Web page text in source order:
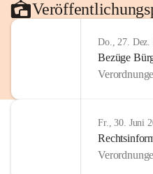
Do., 27. Dez.
Bezüge
Fr., 30. Juni